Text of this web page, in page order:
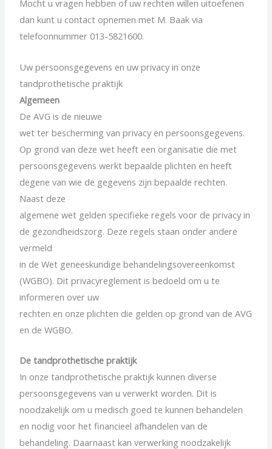
Mocht u vragen hebben of uw rechten willen uitoefenen
dan kunt u contact opnemen met M. Baak via
telefoonnummer 013-5821600.
Uw persoonsgegevens en uw privacy in onze
tandprothetische praktijk
Algemeen
De AVG is de nieuwe
wet ter bescherming van privacy en persoonsgegevens.
Op grond van deze wet heeft een organisatie die met
persoonsgegevens werkt bepaalde plichten en heeft
degene van wie de gegevens zijn bepaalde rechten.
Naast deze
algemene wet gelden specifieke regels voor de privacy in
de gezondheidszorg. Deze regels staan onder andere
vermeld
in de Wet geneeskundige behandelingsovereenkomst
(WGBO). Dit privacyreglement is bedoeld om u te
informeren over uw
rechten en onze plichten die gelden op grond van de AVG
en de WGBO.
De tandprothetische praktijk
In onze tandprothetische praktijk kunnen diverse
persoonsgegevens van u verwerkt worden. Dit is
noodzakelijk om u medisch goed te kunnen behandelen
en nodig voor het financieel afhandelen van de
behandeling. Daarnaast kan verwerking noodzakelijk